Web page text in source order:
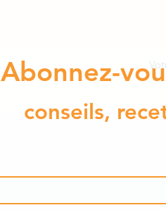
Abonnez-
conseils,